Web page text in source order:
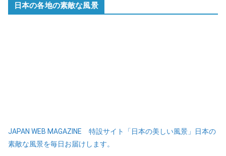
日本の各地の素敵な風景
JAPAN WEB MAGAZINE 特設サイト「日本の美しい風景」日本の
素敵な風景を毎日お届けします。